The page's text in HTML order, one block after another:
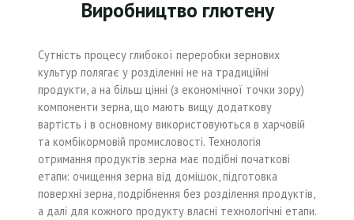
Виробництво глютену
Сутність процесу глибокої переробки зернових
культур полягає у розділенні не на традиційні
продукти, а на більш цінні (з економічної точки зору)
компоненти зерна, що мають вищу додаткову
вартість і в основному використовуються в харчовій
та комбікормовій промисловості. Технологія
отримання продуктів зерна має подібні початкові
етапи: очищення зерна від домішок, підготовка
поверхні зерна, подрібнення без розділення продуктів,
а далі для кожного продукту власні технологічні етапи.